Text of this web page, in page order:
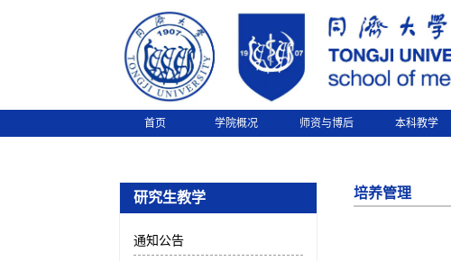
首页 学院概况 师资与博后 本科教学
研究生教学
通知公告
培养管理